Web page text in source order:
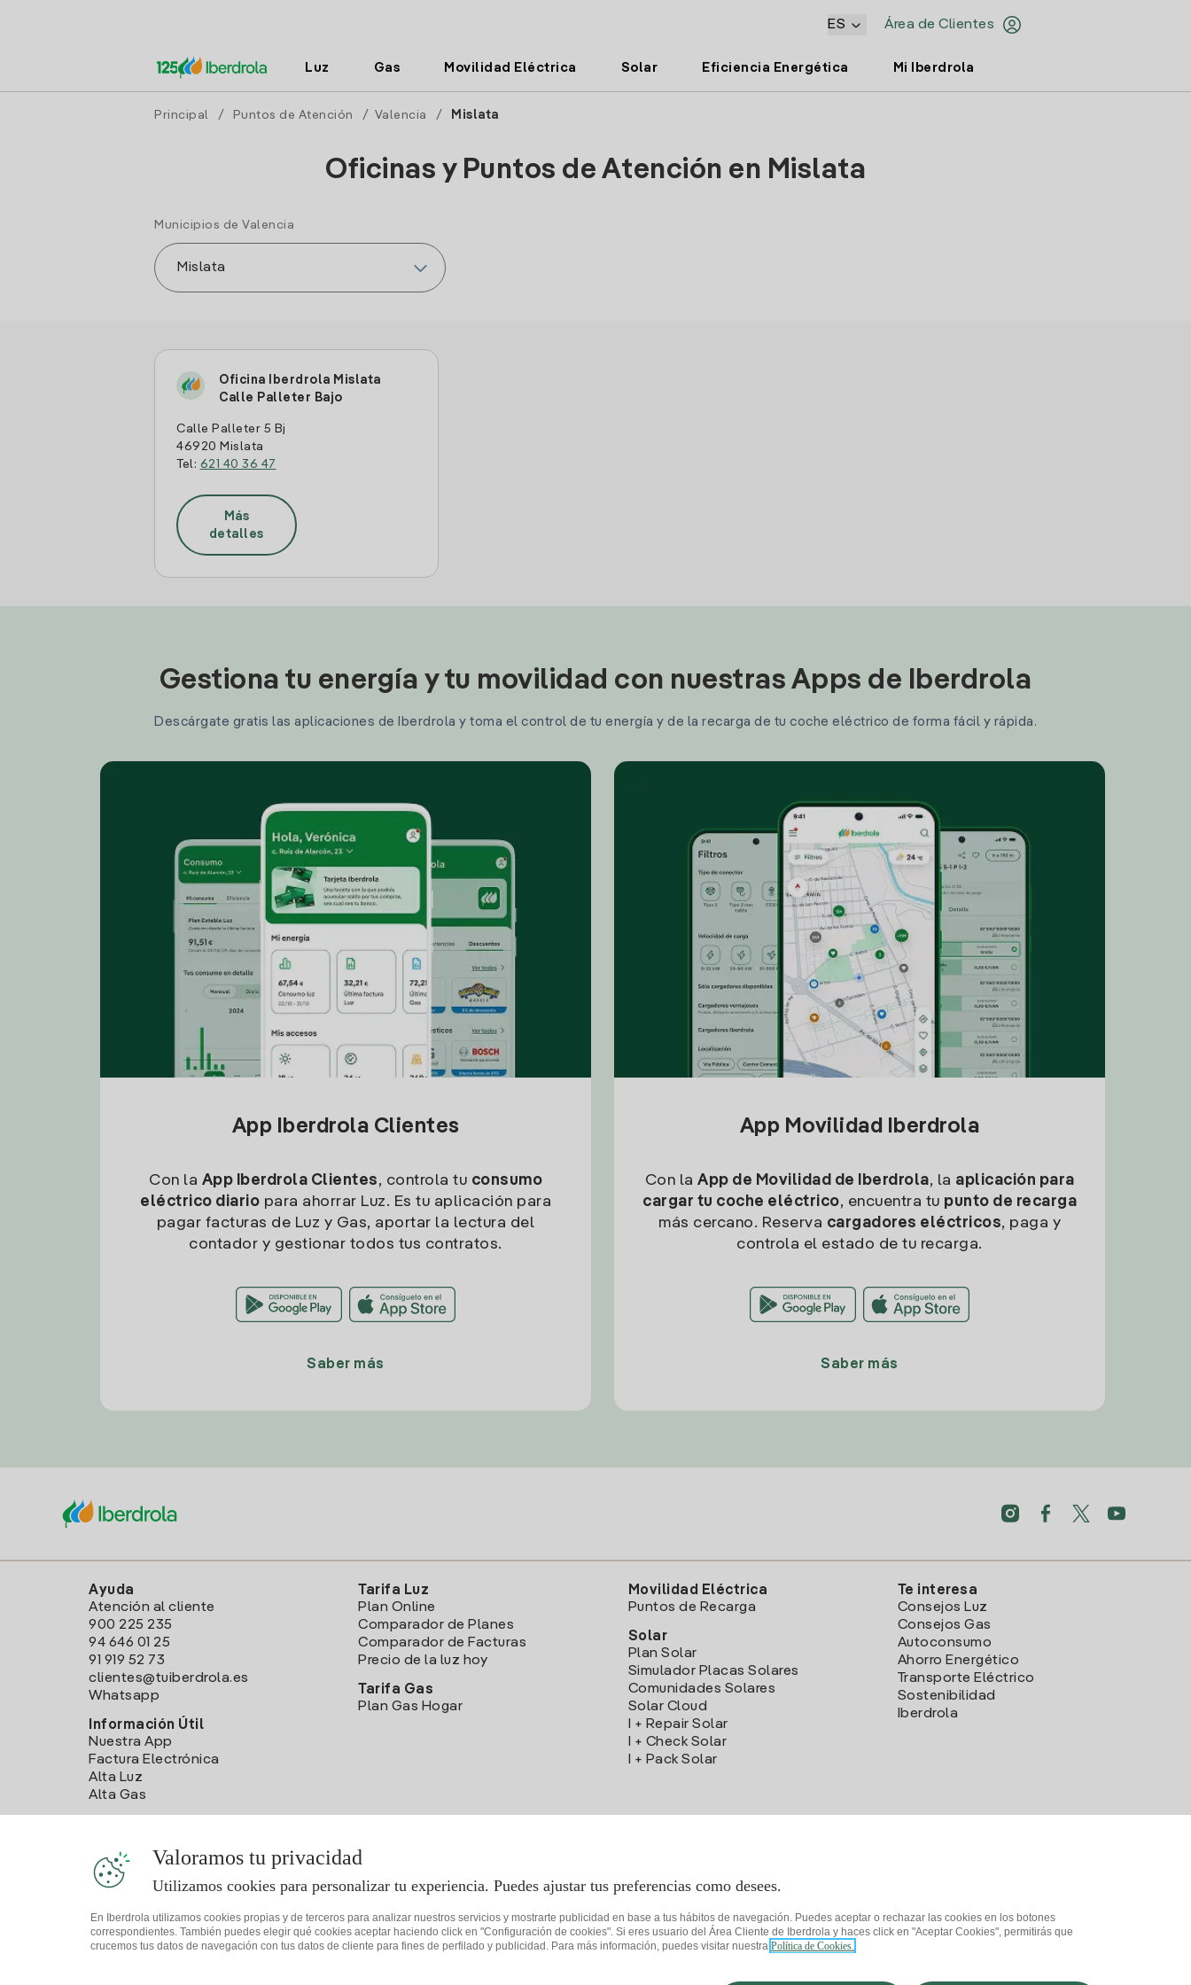
Área de Clientes
ES
Luz Gas Movilidad Eléctrica Solar Eficiencia Energética Mi Iberdrola
Principal / Puntos de Atención / Valencia / Mislata
Oficinas y Puntos de Atención en Mislata
Municipios de Valencia
Oficina Iberdrola Mislata
Calle Palleter Bajo
Calle Palleter 5 Bj
46920 Mislata
Tel: 621 40 36 47
Más
detalles
Gestiona tu energía y tu movilidad con nuestras Apps de Iberdrola
Descárgate gratis las aplicaciones de Iberdrola y toma el control de tu energía y de la recarga de tu coche eléctrico de forma fácil y rápida.
App Iberdrola Clientes
Con la App Iberdrola Clientes, controla tu consumo
eléctrico diario para ahorrar Luz. Es tu aplicación para
pagar facturas de Luz y Gas, aportar la lectura del
contador y gestionar todos tus contratos.
Saber más
App Movilidad Iberdrola
Con la App de Movilidad de Iberdrola, la aplicación para
cargar tu coche eléctrico, encuentra tu punto de recarga
más cercano. Reserva cargadores eléctricos, paga y
controla el estado de tu recarga.
Saber más
Ayuda
Atención al cliente
900 225 235
94 646 01 25
91 919 52 73
clientes@tuiberdrola.es
Whatsapp
Información Útil
Nuestra App
Factura Electrónica
Alta Luz
Alta Gas
Tarifa Luz
Plan Online
Comparador de Planes
Comparador de Facturas
Precio de la luz hoy
Tarifa Gas
Plan Gas Hogar
Movilidad Eléctrica
Puntos de Recarga
Solar
Plan Solar
Simulador Placas Solares
Comunidades Solares
Solar Cloud
I + Repair Solar
I + Check Solar
I + Pack Solar
Te interesa
Consejos Luz
Consejos Gas
Autoconsumo
Ahorro Energético
Transporte Eléctrico
Sostenibilidad
Iberdrola
Valoramos tu privacidad
Utilizamos cookies para personalizar tu experiencia. Puedes ajustar tus preferencias como desees.
En Iberdrola utilizamos cookies propias y de terceros para analizar nuestros servicios y mostrarte publicidad en base a tus hábitos de navegación. Puedes aceptar o rechazar las cookies en los botones
correspondientes. También puedes elegir qué cookies aceptar haciendo click en "Configuración de cookies". Si eres usuario del Área Cliente de Iberdrola y haces click en "Aceptar Cookies", permitirás que
crucemos tus datos de navegación con tus datos de cliente para fines de perfilado y publicidad. Para más información, puedes visitar nuestra Política de Cookies.